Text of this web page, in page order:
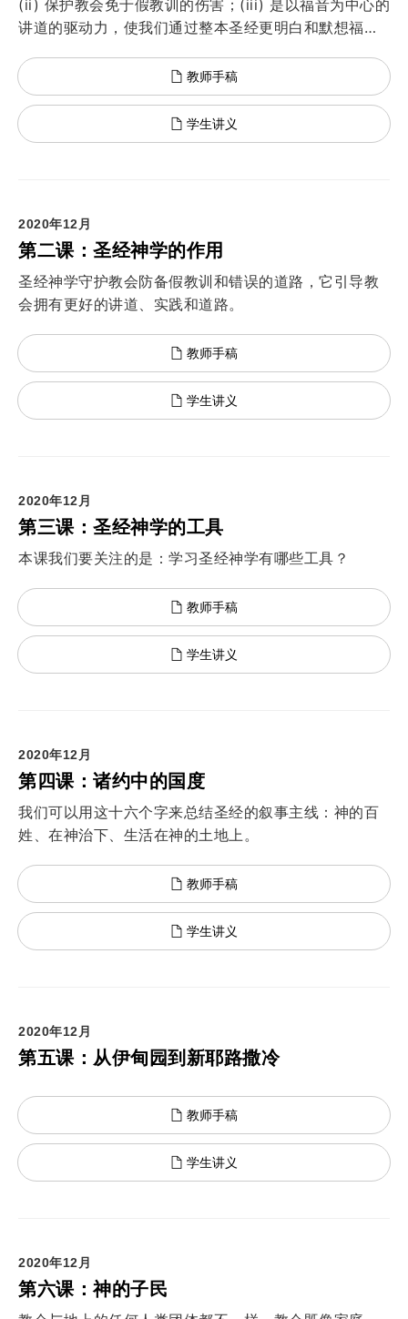
(ii) 保护教会免于假教训的伤害；(iii) 是以福音为中心的
讲道的驱动力，使我们通过整本圣经更明白和默想福
与文化之间关系的基础。 教师手稿
学生讲义
2020年12月
第二课：圣经神学的作用
圣经神学守护教会防备假教训和错误的道路，它引导教
会拥有更好的讲道、实践和道路。
教师手稿
学生讲义
2020年12月
第三课：圣经神学的工具
本课我们要关注的是：学习圣经神学有哪些工具？
教师手稿
学生讲义
2020年12月
第四课：诸约中的国度
我们可以用这十六个字来总结圣经的叙事主线：神的百
姓、在神治下、生活在神的土地上。
教师手稿
学生讲义
2020年12月
第五课：从伊甸园到新耶路撒冷
教师手稿
学生讲义
2020年12月
第六课：神的子民